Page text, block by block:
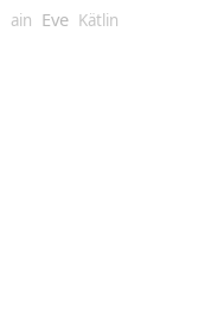
ain Eve Kätlin